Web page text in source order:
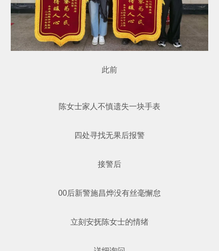
此前
陈女士家人不慎遗失一块手表
四处寻找无果后报警
接警后
00后新警施昌烨没有丝毫懈怠
立刻安抚陈女士的情绪